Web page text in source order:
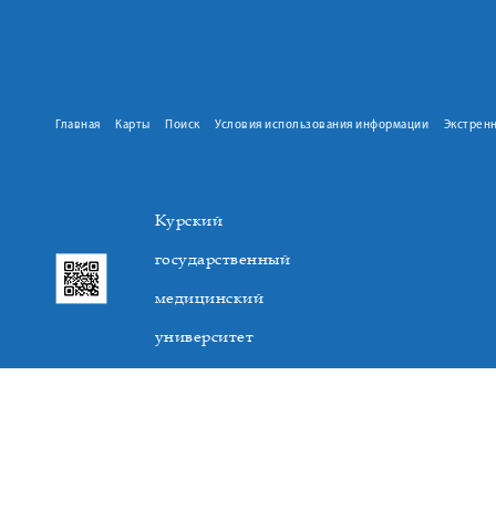
Главная Карты Поиск Условия использования информации
Курский
государственный
медицинский
университет